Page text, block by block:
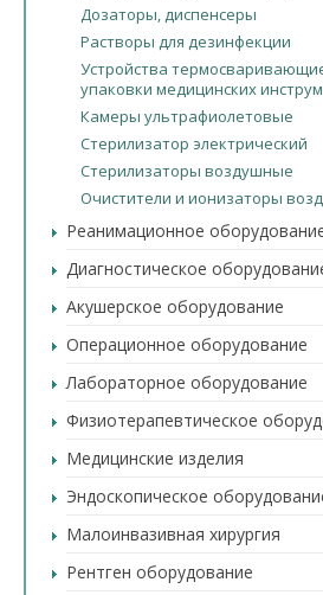
Дозаторы, диспенсеры
Растворы для дезинфекции
Устройства
упаковки медицинских
Камеры ультрафиолетовые
Стерилизатор электрический
Стерилизаторы воздушные
Очистители и ионизаторы
Реанимационное
Диагностическое
Акушерское оборудование
Операционное оборудование
Лабораторное оборудование
Физиотерапевтическое
Медицинские изделия
Эндоскопическое
Малоинвазивная хирургия
Рентген оборудование